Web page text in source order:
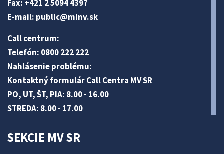
Fax: +421 2 5094 4397
E-mail: public@minv.sk
Call centrum:
Telefón: 0800 222 222
Nahlásenie problému:
Kontaktný formulár Call Centra MV SR
PO, UT, ŠT, PIA: 8.00 - 16.00
STREDA: 8.00 - 17.00
SEKCIE MV SR